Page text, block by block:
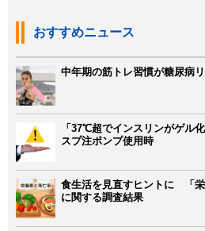
おすすめニュース
中年期の筋トレ習慣が糖尿病
「37℃超でインスリンがゲル
スプ注ポンプ使用時
食生活を見直すヒントに 「
に関する調査結果